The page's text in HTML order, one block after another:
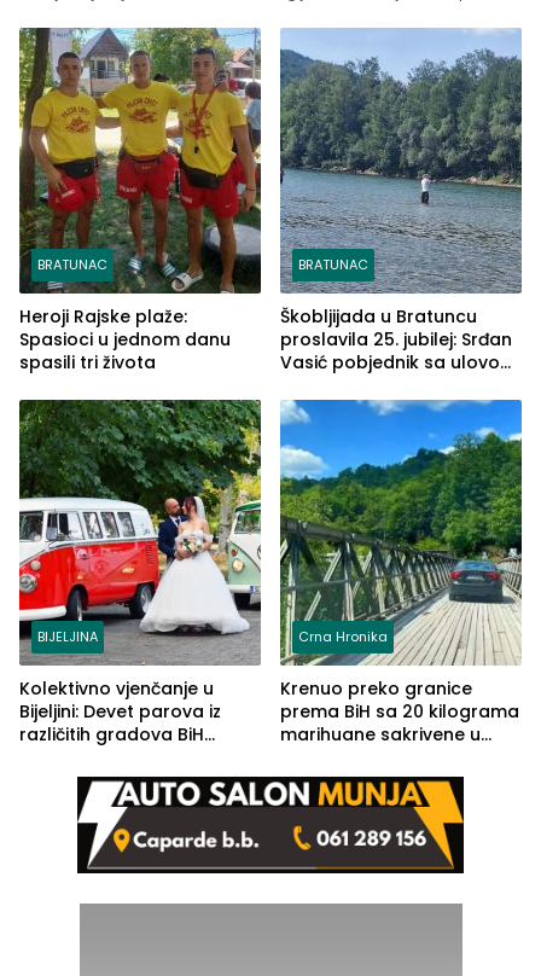
BRATUNAC
Heroji Rajske plaže:
Spasioci u jednom danu
spasili tri života
BRATUNAC
Škobljijada u Bratuncu
proslavila 25. jubilej: Srđan
Vasić pobjednik sa ulovom
BIJELJINA
Kolektivno vjenčanje u
Bijeljini: Devet parova iz
različitih gradova BiH
Crna Hronika
Krenuo preko granice
prema BiH sa 20 kilograma
marihuane sakrivene u